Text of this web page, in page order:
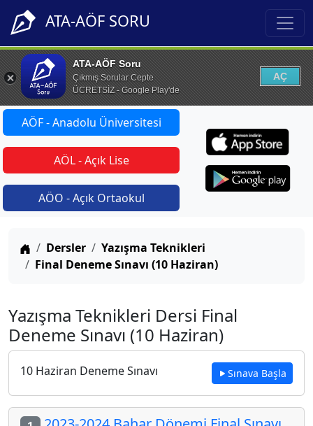
ATA-AÖF SORU
ATA-AÖF Soru
Çıkmış Sorular Cepte
ÜCRETSİZ - Google Play'de
AÇ
AÖF - Anadolu Üniversitesi
AÖL - Açık Lise
AÖO - Açık Ortaokul
Anasayfa
Dersler
Yazışma Teknikleri
Final Deneme Sınavı (10 Haziran)
Yazışma Teknikleri Dersi Final
Deneme Sınavı (10 Haziran)
10 Haziran Deneme Sınavı Sınava Başla